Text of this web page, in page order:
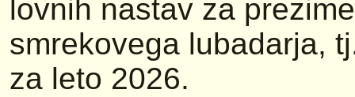
lovnih nastav za
smrekovega lubadarja,
za leto 2026.